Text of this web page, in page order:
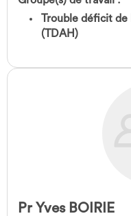
Trouble déficit
(TDAH)
Pr Yves BOIRIE